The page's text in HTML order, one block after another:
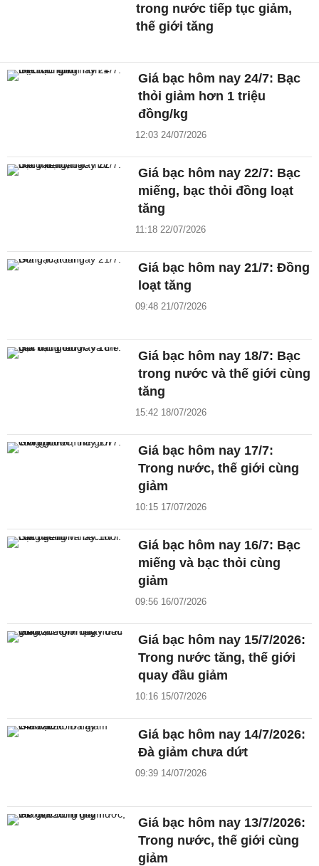
trong nước tiếp tục giảm,
thế giới tăng
Giá bạc hôm nay 24/7: Bạc
thỏi giảm hơn 1 triệu
đồng/kg
12:03 24/07/2026
Giá bạc hôm nay 22/7: Bạc
miếng, bạc thỏi đồng loạt
tăng
11:18 22/07/2026
Giá bạc hôm nay 21/7: Đồng
loạt tăng
09:48 21/07/2026
Giá bạc hôm nay 18/7: Bạc
trong nước và thế giới cùng
tăng
15:42 18/07/2026
Giá bạc hôm nay 17/7:
Trong nước, thế giới cùng
giảm
10:15 17/07/2026
Giá bạc hôm nay 16/7: Bạc
miếng và bạc thỏi cùng
giảm
09:56 16/07/2026
Giá bạc hôm nay 15/7/2026:
Trong nước tăng, thế giới
quay đầu giảm
10:16 15/07/2026
Giá bạc hôm nay 14/7/2026:
Đà giảm chưa dứt
09:39 14/07/2026
Giá bạc hôm nay 13/7/2026:
Trong nước, thế giới cùng
giảm